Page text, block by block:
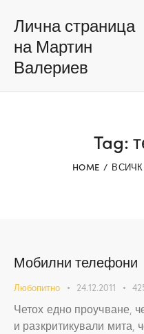
Лична страница
на Мартин
Валериев
Tag:
HOME
Мобилни телефони
Любопитно 24.12.2011
Четох едно проучване,
и разкритикували мита,